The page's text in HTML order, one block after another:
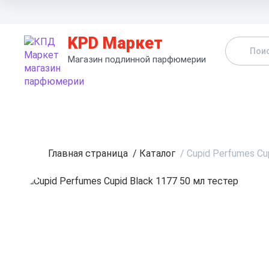
KPD Маркет
Магазин подлинной парфюмерии
Главная страница / Каталог / Cupid Perfumes